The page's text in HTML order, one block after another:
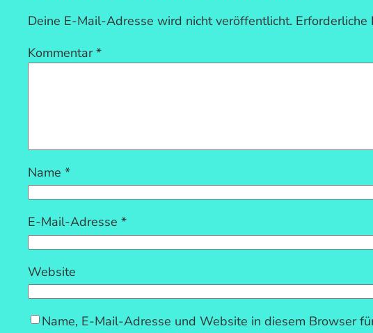
Deine E-Mail-Adresse wird nicht veröffentlicht.
Kommentar*
Name *
E-Mail-Adresse *
Website
Name, E-Mail-Adresse und Website in diesem Browser